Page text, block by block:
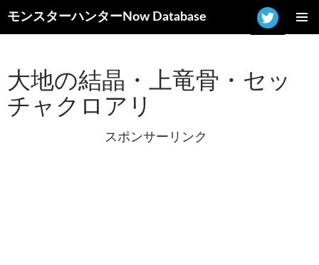
モンスターハンターNow Database
ン
ツ
へ
ス
大地の結晶・上竜骨・セッ
チャクロアリ
スポンサーリンク